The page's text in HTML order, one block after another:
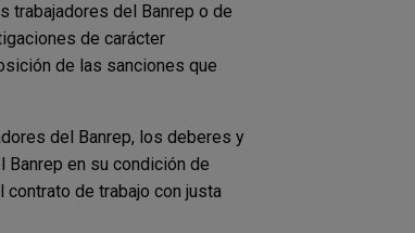
trabajadores del Banrep o de
de carácter
de las sanciones que
del Banrep, los deberes y
en su condición de
contrato de trabajo con justa